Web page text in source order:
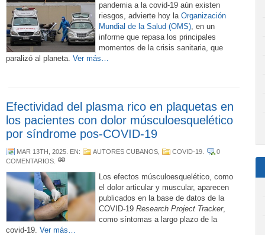
pandemia a la covid-19 aún existen
riesgos, advierte hoy la Organización
Mundial de la Salud (OMS), en un
informe que repasa los principales
momentos de la crisis sanitaria, que
paralizó al planeta. Ver más…
Efectividad del plasma rico en plaquetas en
los pacientes con dolor músculoesquelético
por síndrome pos-COVID-19
MAR 13TH, 2025 . EN: AUTORES CUBANOS COVID-19
0
COMENTARIOS
Los efectos músculoesquelético, como
el dolor articular y muscular, aparecen
publicados en la base de datos de la
COVID-19 Research Project Tracker,
como síntomas a largo plazo de la
covid-19. Ver más…